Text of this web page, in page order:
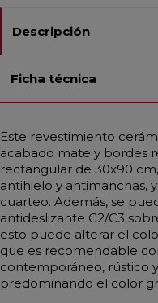
Descripción
Ficha técnica
Este revestimiento
acabado mate y bordes
rectangular de 30x90
antihielo y antimanchas,
cuarteo. Además, se
antideslizante C2/C3
esto puede alterar el
que es recomendable
contemporáneo, rústico
predominando el color